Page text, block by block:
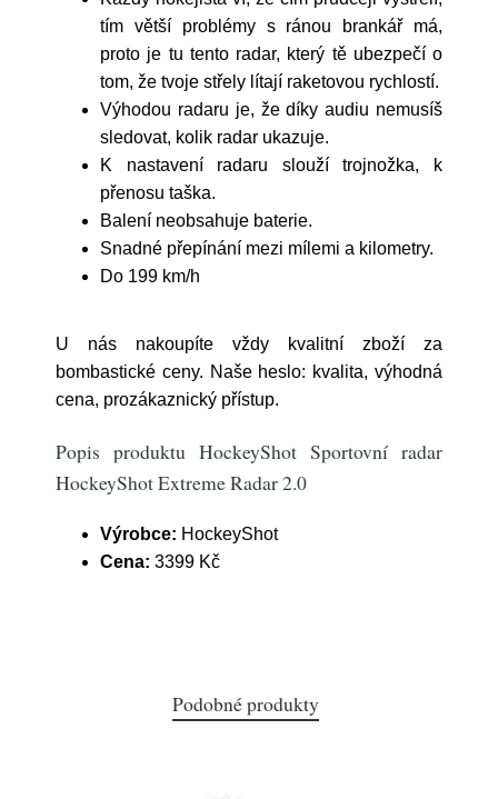
tím větší problémy s ránou brankář má,
proto je tu tento radar, který tě ubezpečí o
tom, že tvoje střely lítají raketovou rychlostí.
Výhodou radaru je, že díky audiu nemusíš
sledovat, kolik radar ukazuje.
K nastavení radaru slouží trojnožka, k
přenosu taška.
Balení neobsahuje baterie.
Snadné přepínání mezi mílemi a kilometry.
Do 199 km/h
U nás nakoupíte vždy kvalitní zboží za
bombastické ceny. Naše heslo: kvalita, výhodná
cena, prozákaznický přístup.
Popis produktu HockeyShot Sportovní radar
HockeyShot Extreme Radar 2.0
Výrobce: HockeyShot
Cena: 3399 Kč
Podobné produkty